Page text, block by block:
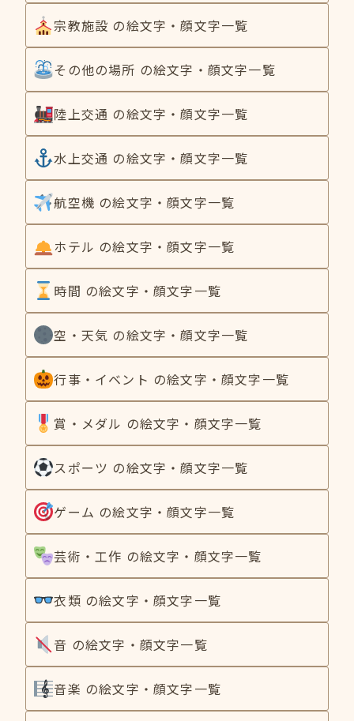
宗教施設 の絵文字・顔文字一覧
その他の場所 の絵文字・顔文字一覧
陸上交通 の絵文字・顔文字一覧
水上交通 の絵文字・顔文字一覧
航空機 の絵文字・顔文字一覧
ホテル の絵文字・顔文字一覧
時間 の絵文字・顔文字一覧
空・天気 の絵文字・顔文字一覧
行事・イベント の絵文字・顔文字一覧
賞・メダル の絵文字・顔文字一覧
スポーツ の絵文字・顔文字一覧
ゲーム の絵文字・顔文字一覧
芸術・工作 の絵文字・顔文字一覧
衣類 の絵文字・顔文字一覧
音 の絵文字・顔文字一覧
音楽 の絵文字・顔文字一覧